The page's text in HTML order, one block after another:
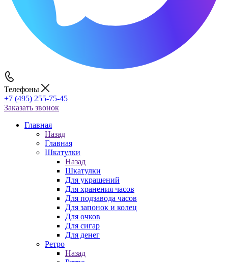
Телефоны
+7 (495) 255-75-45
Заказать звонок
Главная
Назад
Главная
Шкатулки
Назад
Шкатулки
Для украшений
Для хранения часов
Для подзавода часов
Для запонок и колец
Для очков
Для сигар
Для денег
Ретро
Назад